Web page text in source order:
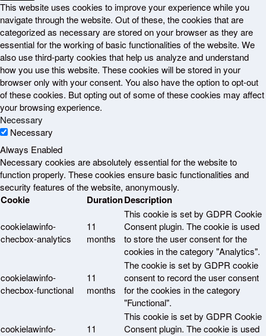
This website uses cookies to improve your experience while you
navigate through the website. Out of these, the cookies that are
categorized as necessary are stored on your browser as they are
essential for the working of basic functionalities of the website. We
also use third-party cookies that help us analyze and understand
how you use this website. These cookies will be stored in your
browser only with your consent. You also have the option to opt-out
of these cookies. But opting out of some of these cookies may affect
your browsing experience.
Necessary
Necessary
Always Enabled
Necessary cookies are absolutely essential for the website to
function properly. These cookies ensure basic functionalities and
security features of the website, anonymously.
Cookie DurationDescription
cookielawinfo-
checbox-analytics
11
months
This cookie is set by GDPR Cookie
Consent plugin. The cookie is used
to store the user consent for the
cookies in the category "Analytics".
cookielawinfo-
checbox-functional
11
months
The cookie is set by GDPR cookie
consent to record the user consent
for the cookies in the category
"Functional".
cookielawinfo-
11
This cookie is set by GDPR Cookie
Consent plugin. The cookie is used